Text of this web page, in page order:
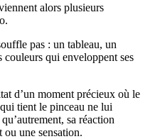
alors plusieurs
pas : un tableau, un
couleurs qui enveloppent ses
d’un moment précieux où le
tient le pinceau ne lui
sa réaction
une sensation.